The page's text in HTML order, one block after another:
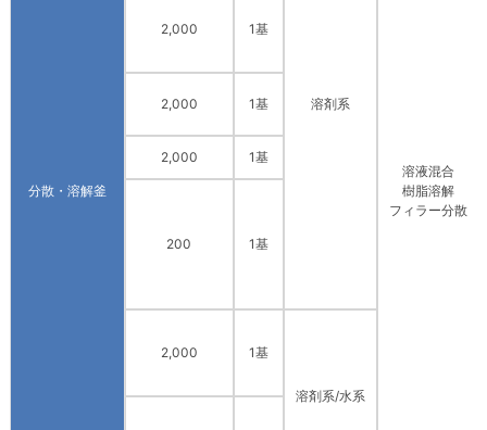
分散・溶解釜
溶剤系
溶液混合
樹脂溶解
フィラー分散
2,000 1基
2,000 1基
2,000 1基
200 1基
2,000 1基
溶剤系/水系